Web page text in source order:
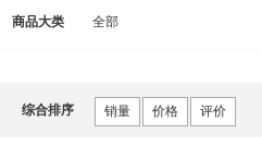
商品大类 全部
综合排序 销量 价格 评价